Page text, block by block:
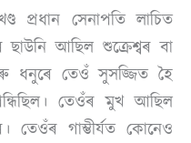
প্ৰধান সেনাপতি লাচিত
আছিল শুক্রেশ্বৰ বা
ধনুৰে তেওঁ সুসজ্জিত হৈ
তেওঁৰ মুখ আছিল
তেওঁৰ গাম্ভীৰ্যত কোনেও